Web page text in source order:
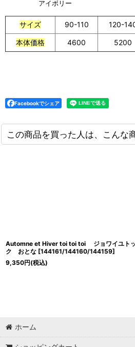
アイボリー
サイズ 90-110 120-
本体価格 4600 5200
Facebookでシェア
この商品を買った人は、こんな
Automne et Hiver toi toi toi ジョワイユト
ク おとな [144161/144160/144159]
9,350円(税込)
ホーム